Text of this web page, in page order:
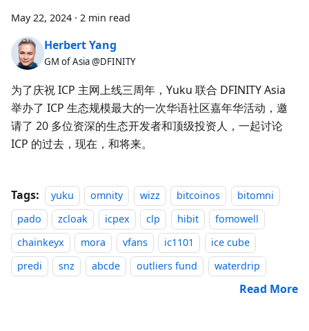
May 22, 2024 · 2 min read
Herbert Yang
GM of Asia @DFINITY
为了庆祝 ICP 主网上线三周年，Yuku 联合 DFINITY Asia
举办了 ICP 生态规模最大的一次华语社区嘉年华活动，邀
请了 20 多位资深的生态开发者和顶级投资人，一起讨论
ICP 的过去，现在，和将来。
Tags: yuku omnity wizz bitcoinos
bitomni
pado
zcloak icpex clp hibit
fomowell
chainkeyx
mora vfans ic1101
ice cube
predi
snz abcde outliers fund waterdrip
Read More